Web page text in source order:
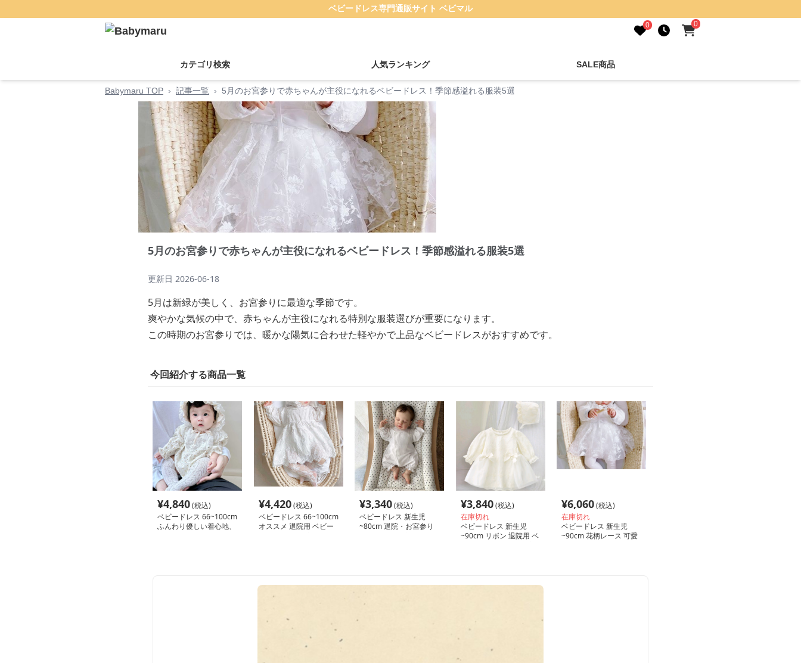
ベビードレス専門通販サイト ベビマル
0 0
カテゴリ検索 人気ランキング SALE商品
Babymaru TOP › 記事一覧 › 5月のお宮参りで赤ちゃんが主役になれるベビードレス！季節感溢れる服装5選
5月のお宮参りで赤ちゃんが主役になれるベビードレス！季節感溢れる服装5選
更新日 2026-06-18
5月は新緑が美しく、お宮参りに最適な季節です。
爽やかな気候の中で、赤ちゃんが主役になれる特別な服装選びが重要になります。
この時期のお宮参りでは、暖かな陽気に合わせた軽やかで上品なベビードレスがおすすめです。
今回紹介する商品一覧
¥4,840(税込)
ベビードレス 66~100cm
ふんわり優しい着心地、
¥4,420(税込)
ベビードレス 66~100cm
オススメ 退院用 ベビー
¥3,340(税込)
ベビードレス 新生児
~80cm 退院・お宮参り
¥3,840(税込)
在庫切れ
ベビードレス 新生児
~90cm リボン 退院用 ベ
¥6,060(税込)
在庫切れ
ベビードレス 新生児
~90cm 花柄レース 可愛